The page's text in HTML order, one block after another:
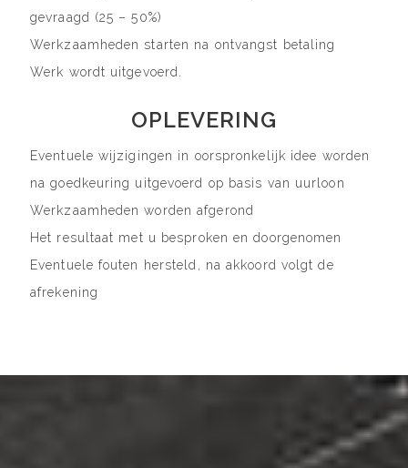
gevraagd (25 – 50%)
Werkzaamheden starten na ontvangst betaling
Werk wordt uitgevoerd.
OPLEVERING
Eventuele wijzigingen in oorspronkelijk idee worden
na goedkeuring uitgevoerd op basis van uurloon
Werkzaamheden worden afgerond
Het resultaat met u besproken en doorgenomen
Eventuele fouten hersteld, na akkoord volgt de
afrekening